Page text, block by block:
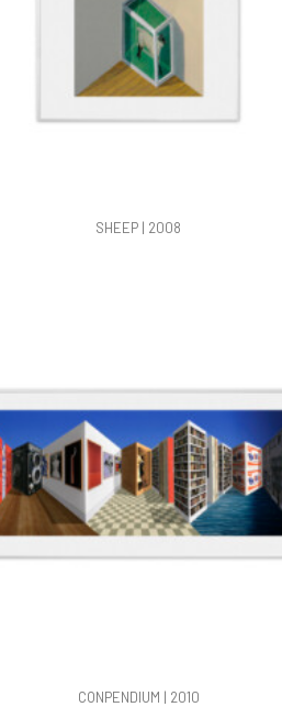
SHEEP | 2008
CONPENDIUM | 2010